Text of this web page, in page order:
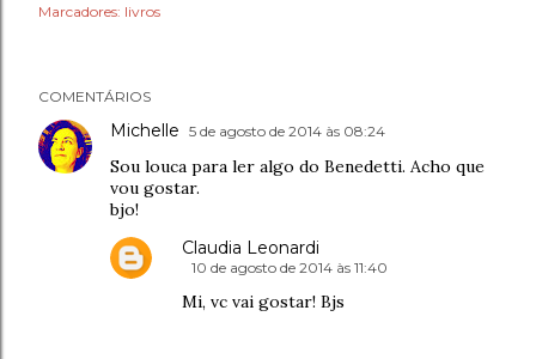
Marcadores: livros
COMENTÁRIOS
Michelle 5 de agosto de 2014 às 08:24
Sou louca para ler algo do Benedetti. Acho que
vou gostar.
bjo!
Claudia Leonardi
10 de agosto de 2014 às 11:40
Mi, vc vai gostar! Bjs